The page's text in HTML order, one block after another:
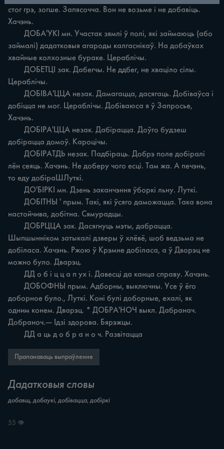
стог грэ, зогше. Запясочча. Вон не возьме i не добавіць.
Хачэнь.
займалі) дадатковыя агароды калгаснікаў. На добаўках
хвайные колхозные бураке. Цераблічы.
Цераблічы.
добіцца не мог. Цераблічы. Добіваюса я ў Запросье,
Хачэнь.
добірацца домоў. Кароцічы.
лён сеяць. Хачэнь. Не доберу чого есці. Там жа. А печэнь,
то еду добіраШЛуткі.
настойчива, добітна. Сямурадцы.
Шыпшынніком затыкалі дзверы ў хлёвё, шоб ведзьма не
добіласа. Хачэнь. Ржою ў Крэмне добіласа, а ў Дворэц не
можно було. Дварэц.
доборное було., Луткі. Коні булі доборные, ехалі, як
одним конем. Дварэц. * ДОБРА'НОЧ выкл. Дабранач.
Добраноч.— Ідзі здорова. Бярэжцы.
	ДД а ць д о б р а н о ч. Развітацца
Прапанаваць выпраўленне
Дадатковыя словы
добавщ, добаукі, добівацца, добіркі
55 👁